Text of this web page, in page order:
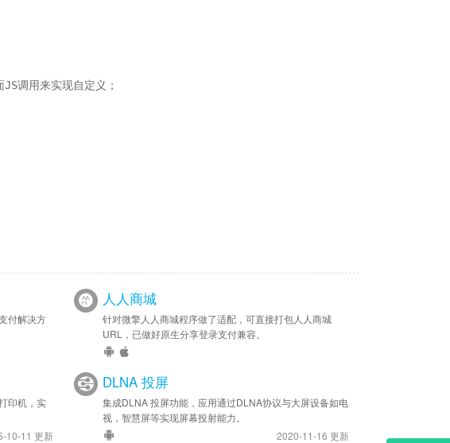
调用来实现自定义；
付解决方
人人商城
针对微擎人人商城程序做了适配，可直接打包人人商城
URL，已做好原生分享登录支付兼容。
印机，实
10-11 更新
DLNA 投屏
集成DLNA 投屏功能，应用通过DLNA协议与大屏设备如电
视，智慧屏等实现屏幕投射能力。
2020-11-16 更新